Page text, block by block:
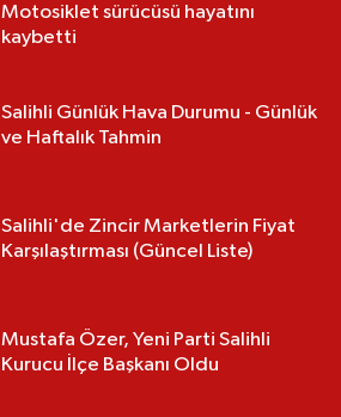
Motosiklet sürücüsü hayatını
kaybetti
Salihli Günlük Hava Durumu - Günlük
ve Haftalık Tahmin
Salihli'de Zincir Marketlerin Fiyat
Karşılaştırması (Güncel Liste)
Mustafa Özer, Yeni Parti Salihli
Kurucu İlçe Başkanı Oldu